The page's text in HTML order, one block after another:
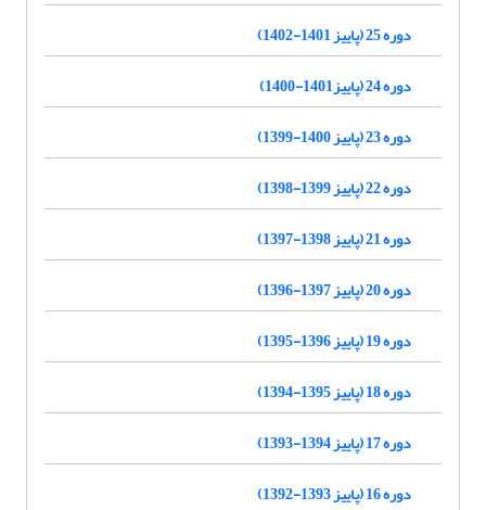
دوره 25 (پاییز 1401-1402)
دوره 24 (پاییز1401-1400)
دوره 23 (پاییز 1400-1399)
دوره 22 (پاییز 1399-1398)
دوره 21 (پاییز 1398-1397)
دوره 20 (پاییز 1397-1396)
دوره 19 (پاییز 1396-1395)
دوره 18 (پاییز 1395-1394)
دوره 17 (پاییز 1394-1393)
دوره 16 (پاییز 1393-1392)